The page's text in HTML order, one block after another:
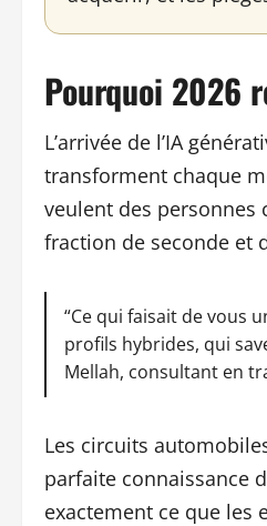
Pourquoi 2026
L’arrivée de l’IA
transforment chaque
veulent des personnes
fraction de seconde et
“Ce qui faisait de vous
profils hybrides, qui
Mellah, consultant en
Les circuits
parfaite connaissance
exactement ce que les